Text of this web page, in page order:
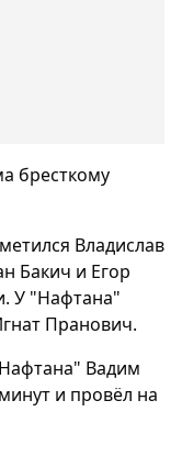
бресткому
Владислав
Бакич и Егор
У "Нафтана"
Пранович.
Вадим
и провёл на